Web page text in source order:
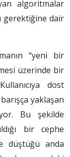
algoritmalar
gerektiğine dair
“yeni bir
üzerinde bir
dost
yaklaşan
Bu şekilde
bir cephe
düştüğü anda